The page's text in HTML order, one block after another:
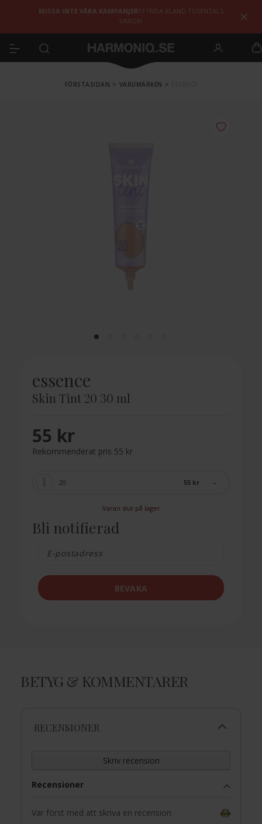
MISSA INTE VÅRA KAMPANJER! FYNDA BLAND TUSENTALS
VAROR!
FÖRSTASIDAN > VARUMÄRKEN >
essence
Skin Tint 20 30 ml
55 kr
Rekommenderat pris 55 kr
55 kr
20
Varan slut på lager
Bli notifierad
BEVAKA
BETYG & KOMMENTARER
RECENSIONER
Skriv recension
Recensioner
Var först med att skriva en recension